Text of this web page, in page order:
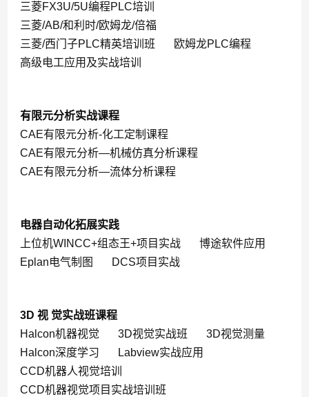
三菱FX3U/5U编程PLC培训
三菱/AB/和利时/欧姆龙/倍福
三菱/西门子PLC精英培训班
欧姆龙PLC编程
高级电工应用及实战培训
有限元分析实战课程
CAE有限元分析-化工定制课程
CAE有限元分析—机械仿真分析课程
CAE有限元分析—流体分析课程
电器自动化拓展实践
上位机WINCC+组态王+项目实战
博途软件应用
Eplan电气制图
DCS项目实战
3D 视 觉实战班课程
Halcon机器视觉
3D视觉实战班
3D视觉测量
Halcon深度学习
Labview实战应用
CCD机器人视觉培训
CCD机器视觉项目实战培训班